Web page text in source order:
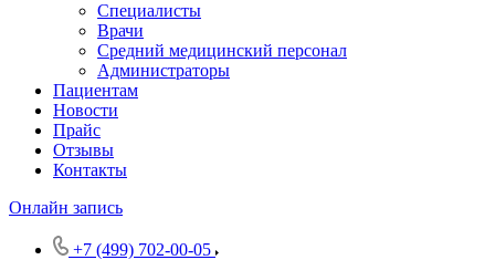
Специалисты
Врачи
Средний медицинский персонал
Администраторы
Пациентам
Новости
Прайс
Отзывы
Контакты
Онлайн запись
+7 (499) 702-00-05